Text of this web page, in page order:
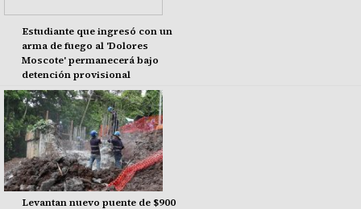
Estudiante que ingresó con un
arma de fuego al 'Dolores
Moscote' permanecerá bajo
detención provisional
Levantan nuevo puente de $900